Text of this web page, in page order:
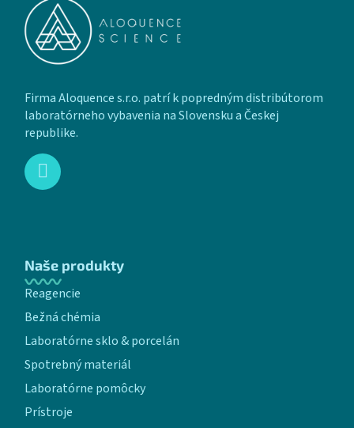
Firma Aloquence s.r.o. patrí k popredným distribútorom
laboratórneho vybavenia na Slovensku a Českej
republike.
Naše produkty
Reagencie
Bežná chémia
Laboratórne sklo & porcelán
Spotrebný materiál
Laboratórne pomôcky
Prístroje